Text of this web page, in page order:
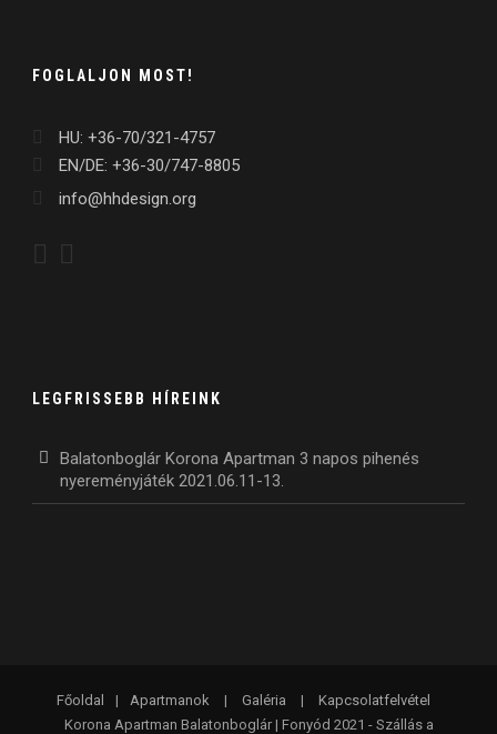
FOGLALJON MOST!
HU: +36-70/321-4757
EN/DE: +36-30/747-8805
info@hhdesign.org
LEGFRISSEBB HÍREINK
Balatonboglár Korona Apartman 3 napos pihenés
nyereményjáték 2021.06.11-13.
Főoldal | Apartmanok | Galéria |
Kapcsolatfelvétel
Korona Apartman Balatonboglár | Fonyód 2021 - Szállás a